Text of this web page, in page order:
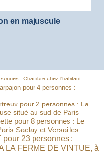
en majuscule
: Chambre chez l'habitant
pour 4 personnes :
pour 2 personnes : La
situé au sud de Paris
pour 8 personnes : Le
Saclay et Versailles
23 personnes :
LA FERME DE VINTUE, à